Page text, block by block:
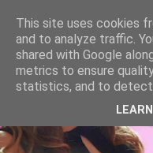
This site uses cookies
and to analyze traffic.
shared with Google
metrics to ensure
statistics, and to detect